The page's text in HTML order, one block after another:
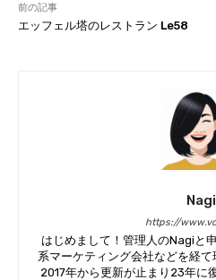
前の記事
エッフェル塔のレストラン Le58
Nagi
https://
はじめまして！管理人のNagiと
系マーケティング会社などを経て
2017年から更新が止まり23年に